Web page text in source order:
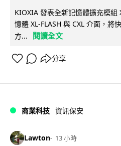
KIOXIA 發表全新記憶體擴充模組
憶體 XL-FLASH 與 CXL 介面，將
方...
閱讀全文
分享
商業科技 資訊保安
Lawton 13 小時